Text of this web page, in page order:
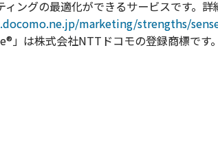
ングの最適化ができるサービスです。詳
marketing/strengths/
」は株式会社NTTドコモの登録商標です。